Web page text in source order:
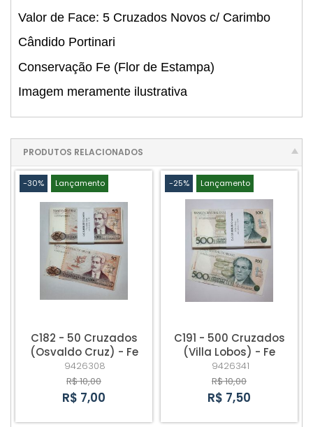
Valor de Face: 5 Cruzados Novos c/ Carimbo
Cândido Portinari
Conservação Fe (Flor de Estampa)
Imagem meramente ilustrativa
PRODUTOS RELACIONADOS
-30% Lançamento
C182 - 50 Cruzados
(Osvaldo Cruz) - Fe
9426308
R$ 10,00
R$ 7,00
-25% Lançamento
C191 - 500 Cruzados
(Villa Lobos) - Fe
9426341
R$ 10,00
R$ 7,50